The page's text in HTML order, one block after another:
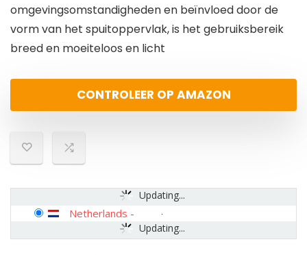
omgevingsomstandigheden en beïnvloed door de
vorm van het spuitoppervlak, is het gebruiksbereik
breed en moeiteloos en licht
CONTROLEER OP AMAZON
Updating...
Updating...
Netherlands -